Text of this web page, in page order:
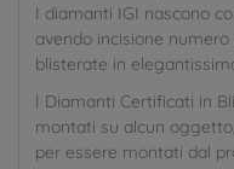
I diamanti IGI nascono
avendo incisione
blisterate in
I Diamanti Certificati in
montati su alcun
per essere montati dal